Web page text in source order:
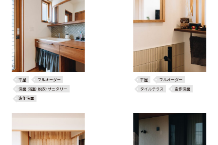
平屋
フルオーダー
洗面･浴室･脱衣･サニタリー
造作洗面
平屋
フルオーダー
タイルテラス
造作洗面